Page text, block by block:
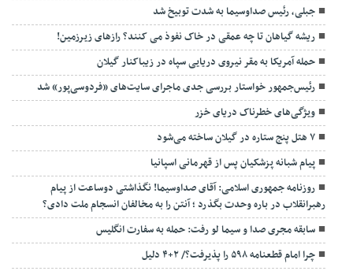
جبلی، رئیس صداوسیما به شدت توبیخ شد
ریشه گیاهان تا چه عمقی در خاک نفوذ می کنند؟ رازهای زیرزمین!
حمله آمریکا به مقر نیروی دریایی سپاه در زیباکنار گیلان
رئیس‌جمهور خواستار بررسی جدی ماجرای سایت‌های «فردوسی‌پور» شد
ویژگی‌های خطرناک دریای خزر
۷ هتل پنج ستاره در گیلان ساخته می‌شود
پیام شبانه پزشکیان پس از قهرمانی اسپانیا
روزنامه جمهوری اسلامی: آقای صداوسیما! نگذاشتی دوساعت از پیام
رهبرانقلاب در باره وحدت بگذرد ؛ آنتن را به مخالفان انسجام ملت دادی؟
سابقه مجری صدا و سیما لو رفت: حمله به سفارت انگلیس
چرا امام قطعنامه ۵۹۸ را پذیرفت؟/ ۲+۴ دلیل